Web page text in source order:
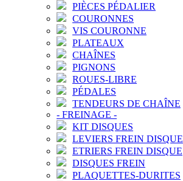
PIÈCES PÉDALIER
COURONNES
VIS COURONNE
PLATEAUX
CHAÎNES
PIGNONS
ROUES-LIBRE
PÉDALES
TENDEURS DE CHAÎNE
- FREINAGE -
KIT DISQUES
LEVIERS FREIN DISQUE
ETRIERS FREIN DISQUE
DISQUES FREIN
PLAQUETTES-DURITES